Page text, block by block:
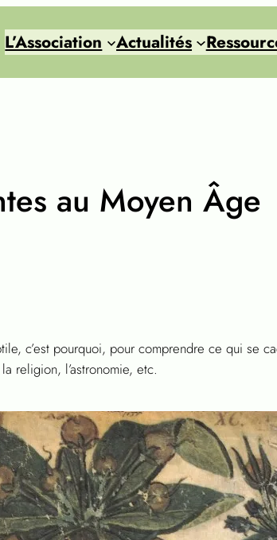
L’Association Actualités
au Moyen Âge
c’est pourquoi, pour comprendre ce qui se
religion, l’astronomie, etc.